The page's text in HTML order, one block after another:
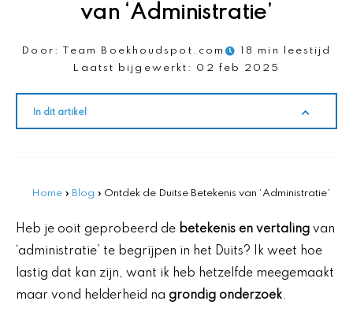
van ‘Administratie’
Door: Team Boekhoudspot.com
18 min leestijd
Laatst bijgewerkt:
02 feb 2025
In dit artikel
Home » Blog » Ontdek de Duitse Betekenis van ‘Administratie’
Heb je ooit geprobeerd de betekenis en vertaling van
‘administratie’ te begrijpen in het Duits? Ik weet hoe
lastig dat kan zijn, want ik heb hetzelfde meegemaakt
maar vond helderheid na grondig onderzoek.